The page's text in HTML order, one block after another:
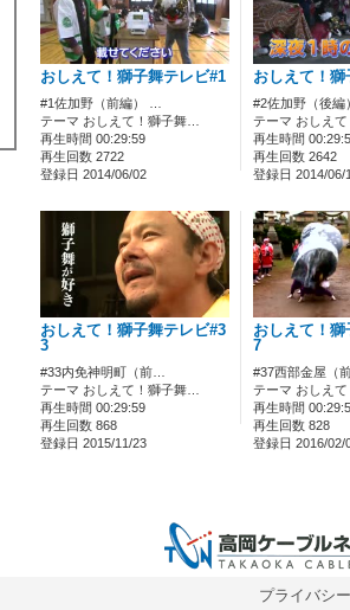
おしえて！獅子舞テレビ#1
#1佐加野（前編） …
テーマ おしえて！獅子舞…
再生時間 00:29:59
再生回数 2722
登録日 2014/06/02
おしえて！
#2佐加野（後編
テーマ おしえて
再生時間
再生回数 2642
登録日 2014/06/
おしえて！獅子舞テレビ#3
3
#33内免神明町（前…
テーマ おしえて！獅子舞…
再生時間 00:29:59
再生回数 868
登録日 2015/11/23
おしえて！
7
#37西部金屋（
テーマ おしえて
再生時間
再生回数 828
登録日 2016/02/
プライバシ